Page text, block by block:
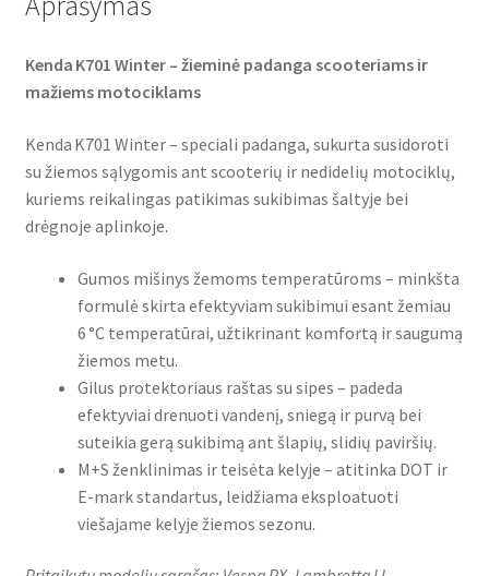
Kenda K701 Winter – žieminė padanga scooteriams ir
mažiems motociklams
Kenda K701 Winter – speciali padanga, sukurta susidoroti
su žiemos sąlygomis ant scooterių ir nedidelių motociklų,
kuriems reikalingas patikimas sukibimas šaltyje bei
drėgnoje aplinkoje.
Gumos mišinys žemoms temperatūroms – minkšta
formulė skirta efektyviam sukibimui esant žemiau
6 °C temperatūrai, užtikrinant komfortą ir saugumą
žiemos metu.
Gilus protektoriaus raštas su sipes – padeda
efektyviai drenuoti vandenį, sniegą ir purvą bei
suteikia gerą sukibimą ant šlapių, slidių paviršių.
M+S ženklinimas ir teisėta kelyje – atitinka DOT ir
E-mark standartus, leidžiama eksploatuoti
viešajame kelyje žiemos sezonu.